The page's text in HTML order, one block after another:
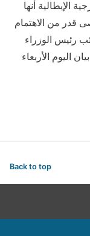
الإيطالية أنها
قدر من الاهتمام
رئيس الوزراء
اليوم الأربعاء
Back to top